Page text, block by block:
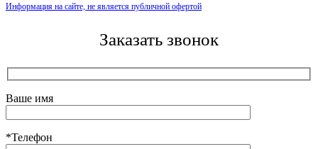
Информация на сайте, не является публичной офертой
Заказать звонок
Ваше имя
*Телефон